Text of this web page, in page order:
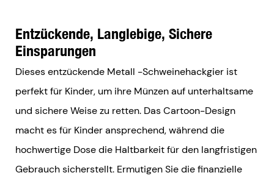
Entzückende, Langlebige, Sichere
Einsparungen
Dieses entzückende Metall -Schweinehackgier ist
perfekt für Kinder, um ihre Münzen auf unterhaltsame
und sichere Weise zu retten. Das Cartoon-Design
macht es für Kinder ansprechend, während die
hochwertige Dose die Haltbarkeit für den langfristigen
Gebrauch sicherstellt. Ermutigen Sie die finanzielle